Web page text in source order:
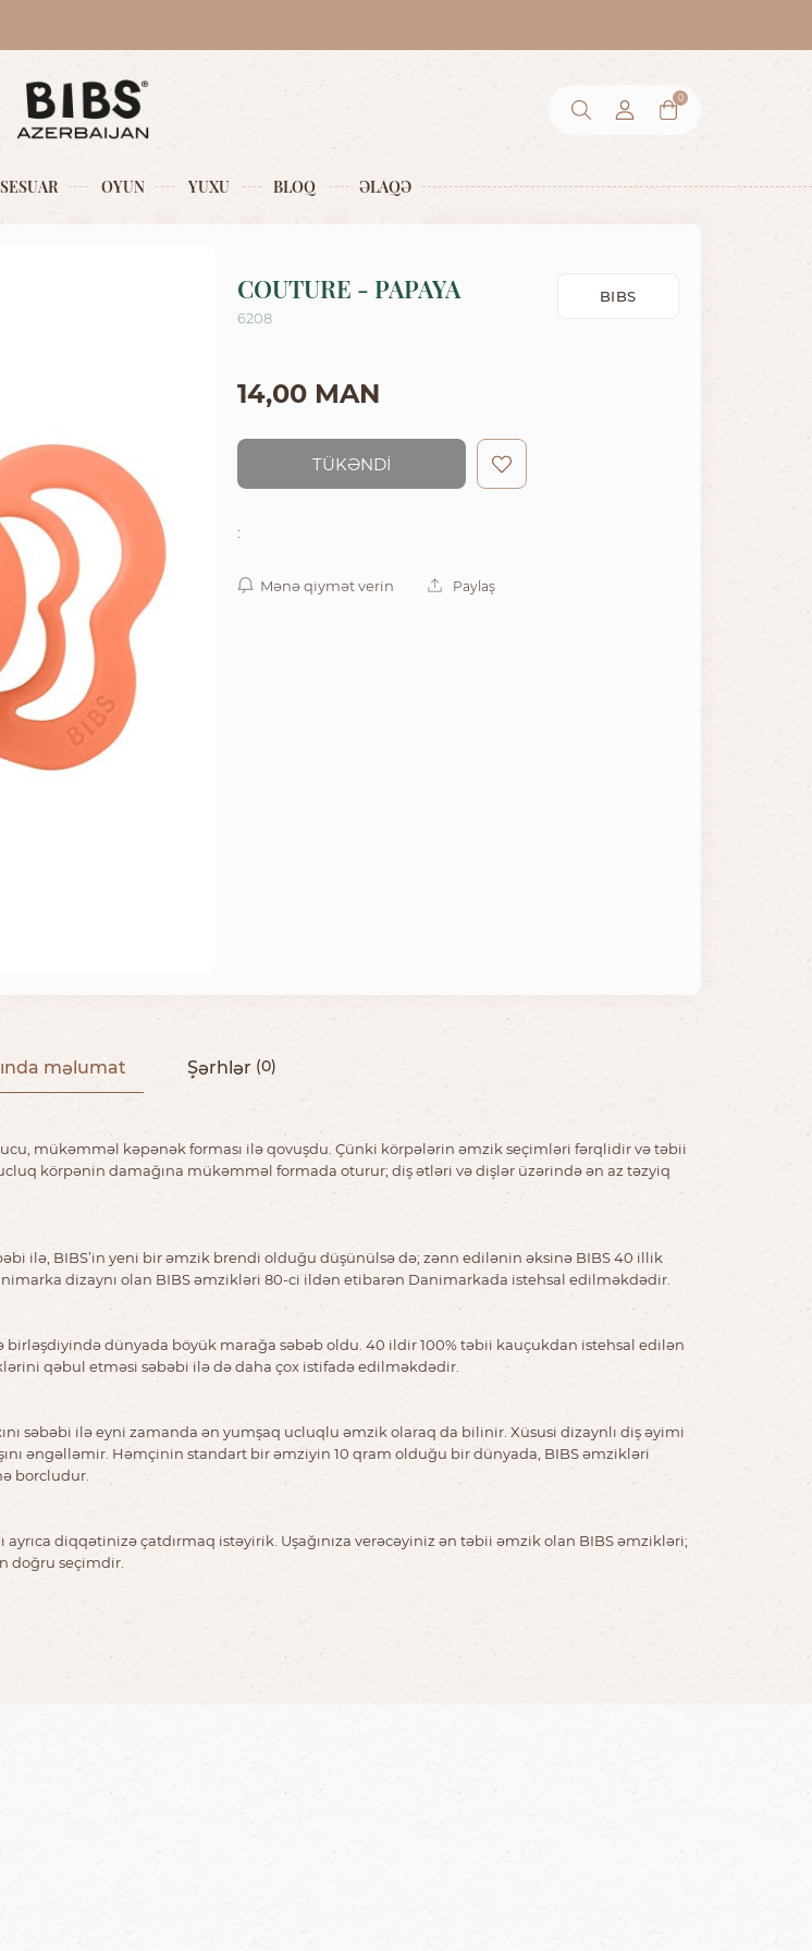
0
OYUN YUXU BLOQ ƏLAQƏ
BIBS
COUTURE - PAPAYA
6208
14,00 MAN
TÜKƏNDİ
:
Mənə qiymət verin Paylaş
məlumat Şərhlər (0)
mükəmməl kəpənək forması ilə qovuşdu. Çünki körpələrin əmzik seçimləri fərqlidir və təbii
körpənin damağına mükəmməl formada oturur; diş ətləri və dişlər üzərində ən az təzyiq
ilə, BIBS’in yeni bir əmzik brendi olduğu düşünülsə də; zənn edilənin əksinə BIBS 40 illik
dizaynı olan BIBS əmzikləri 80-ci ildən etibarən Danimarkada istehsal edilməkdədir.
birləşdiyində dünyada böyük marağa səbəb oldu. 40 ildir 100% təbii kauçukdan istehsal edilən
qəbul etməsi səbəbi ilə də daha çox istifadə edilməkdədir.
səbəbi ilə eyni zamanda ən yumşaq ucluqlu əmzik olaraq da bilinir. Xüsusi dizaynlı diş əyimi
əngəlləmir. Həmçinin standart bir əmziyin 10 qram olduğu bir dünyada, BIBS əmzikləri
borcludur.
diqqətinizə çatdırmaq istəyirik. Uşağınıza verəcəyiniz ən təbii əmzik olan BIBS əmzikləri;
doğru seçimdir.